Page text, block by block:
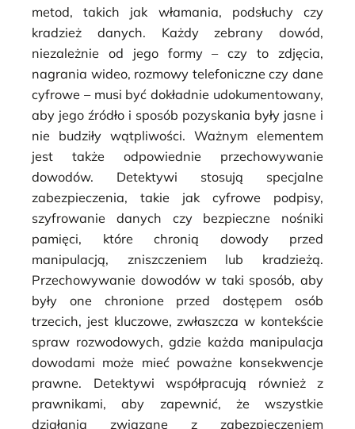
metod, takich jak włamania, podsłuchy czy
kradzież danych. Każdy zebrany dowód,
niezależnie od jego formy – czy to zdjęcia,
nagrania wideo, rozmowy telefoniczne czy dane
cyfrowe – musi być dokładnie udokumentowany,
aby jego źródło i sposób pozyskania były jasne i
nie budziły wątpliwości. Ważnym elementem
jest także odpowiednie przechowywanie
dowodów. Detektywi stosują specjalne
zabezpieczenia, takie jak cyfrowe podpisy,
szyfrowanie danych czy bezpieczne nośniki
pamięci, które chronią dowody przed
manipulacją, zniszczeniem lub kradzieżą.
Przechowywanie dowodów w taki sposób, aby
były one chronione przed dostępem osób
trzecich, jest kluczowe, zwłaszcza w kontekście
spraw rozwodowych, gdzie każda manipulacja
dowodami może mieć poważne konsekwencje
prawne. Detektywi współpracują również z
prawnikami, aby zapewnić, że wszystkie
działania związane z zabezpieczeniem